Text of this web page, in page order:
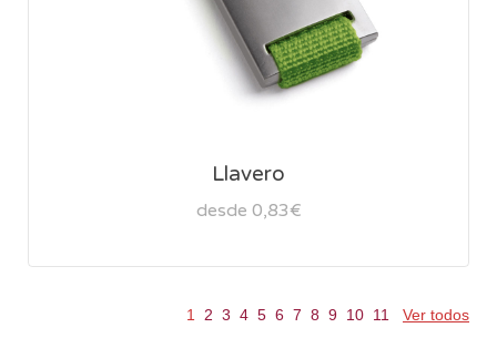
Llavero
desde 0,83€
1 2 3 4 5 6 7 8 9 10 11 Ver todos